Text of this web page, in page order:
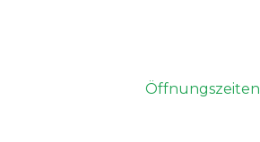
Öffnungszeiten